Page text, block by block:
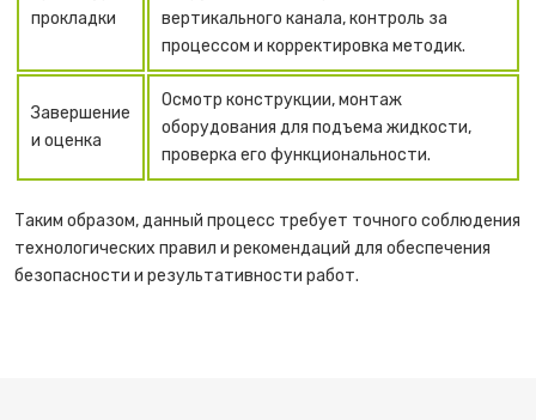
прокладки
вертикального канала, контроль за
процессом и корректировка методик.
Завершение
и оценка
Осмотр конструкции, монтаж
оборудования для подъема жидкости,
проверка его функциональности.
Таким образом, данный процесс требует точного соблюдения
технологических правил и рекомендаций для обеспечения
безопасности и результативности работ.